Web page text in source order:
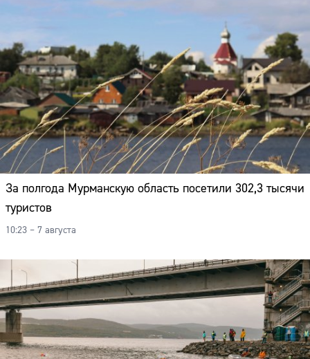
За полгода Мурманскую область посетили 302,3 тысячи
туристов
10:23 – 7 августа